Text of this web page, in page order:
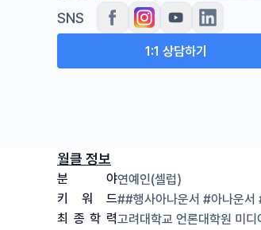
SNS
1:1 상담하기
월클 정보
분 야연예인(셀럽)
키
워 드##행사아나운서 #아나운
최 종 학 력고려대학교 언론대학원 미디